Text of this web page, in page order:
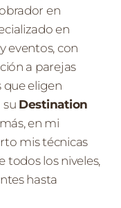
en
en
eventos, con
a parejas
que eligen
su Destination
en mi
mis técnicas
todos los niveles,
hasta